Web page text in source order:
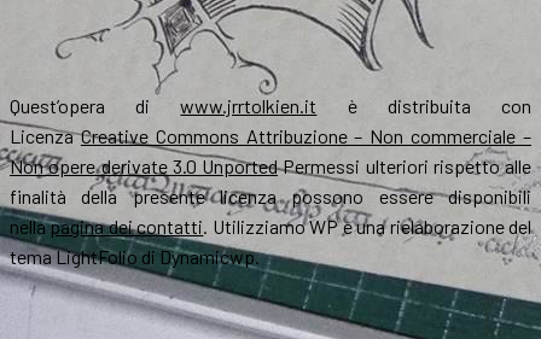
Quest’opera diwww.jrrtolkien.it è distribuita con
LicenzaCreative Commons Attribuzione – Non commerciale –
Non opere derivate 3.0 UnportedPermessi ulteriori rispetto alle
finalità della presente licenza possono essere disponibili
nellapagina dei contatti. Utilizziamo WP e una rielaborazione del
tema LightFolio di Dynamicwp.